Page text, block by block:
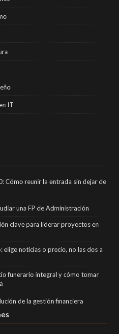
IT
Cómo reunir la entrada sin dejar de
una FP de Administración
clave para liderar proyectos en
elige noticias o precio, no las dos a
funerario integral y cómo tomar
de la gestión financiera